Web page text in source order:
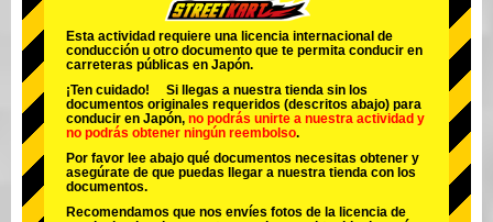
Tokyo Shibuya Annex Tokyo Bay
Tokyo Asakusa
Okinawa
Esta actividad requiere una licencia internacional de
conducción u otro documento que te permita conducir en
carreteras públicas en Japón.
¡Ten cuidado! Si llegas a nuestra tienda sin los
documentos originales requeridos (descritos abajo) para
conducir en Japón, no podrás unirte a nuestra actividad y
no podrás obtener ningún reembolso.
Por favor lee abajo qué documentos necesitas obtener y
asegúrate de que puedas llegar a nuestra tienda con los
documentos.
Recomendamos que nos envíes fotos de la licencia de